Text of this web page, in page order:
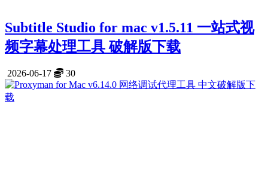
Subtitle Studio for mac v1.5.11 一站式视
频字幕处理工具 破解版下载
2026-06-17 30